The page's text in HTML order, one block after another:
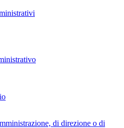
di direzione o di